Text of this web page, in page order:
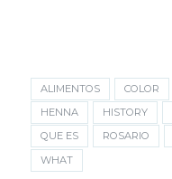
ALIMENTOS COLOR
HENNA
HISTORY
QUE ES
ROSARIO
WHAT